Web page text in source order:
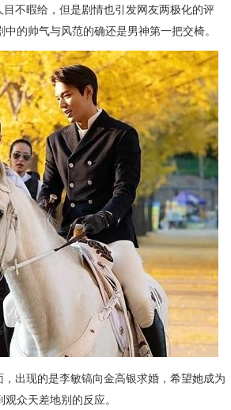
不暇给，但是剧情也引发网友两极化的评
的帅气与风范的确还是男神第一把交椅。
出现的是李敏镐向金高银求婚，希望她成为
众天差地别的反应。